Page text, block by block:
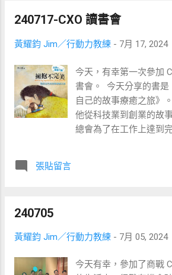
240717-CXO 讀書會
黃耀鈞 Jim／行動力教練 - 7月 17, 2024
今天，有幸第一次參加
書會。 ​ 今天分享的書
自己的故事療癒之旅》
他從科技業到創業的故
總會為了在工作上達到
種燃燒自己造就的完美
裕，並且和家人搬回南
時，根本就沒辦法好好
現在，卻能夠成為為孩
爸。 ​ 這真的是很棒的
張貼留言
240705
黃耀鈞 Jim／行動力教練 - 7月 05, 2024
今天有幸，參加了商戰